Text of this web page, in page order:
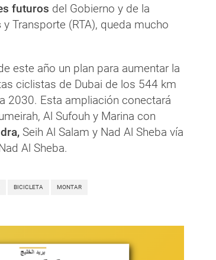
futuros del Gobierno y de la
y Transporte (RTA), queda mucho
este año un plan para aumentar la
ciclistas de Dubai de los 544 km
2030. Esta ampliación conectará
Al Sufouh y Marina con
Seih Al Salam y Nad Al Sheba vía
Al Sheba.
BICICLETA MONTAR